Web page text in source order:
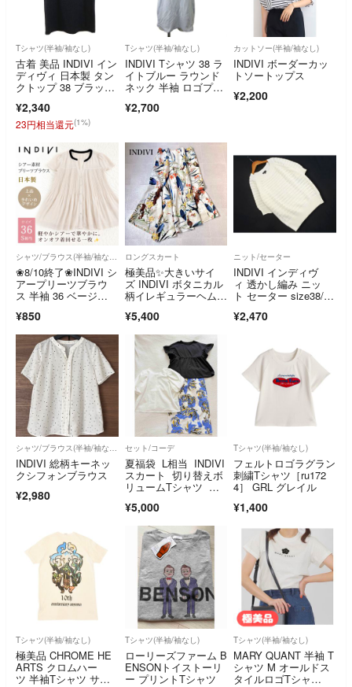
Tシャツ(半袖/袖なし)
古着 美品 INDIVI イン
ディヴィ 日本製 タン
クトップ 38 ブラッ
¥2,340
23円相当還元(1%)
Tシャツ(半袖/袖なし)
INDIVI Tシャツ 38 ラ
イトブルー ラウンド
ネック 半袖 ロゴプリ
¥2,700
カットソー(半袖/袖なし)
INDIVI ボーダーカッ
トソートップス
¥2,200
シャツ/ブラウス(半袖/袖なし)
❀8/10終了❀INDIVI シ
アープリーツブラウ
ス 半袖 36 ベージ
¥850
ロングスカート
極美品✨大きいサイ
ズ INDIVI ボタニカル
柄イレギュラーヘムス
¥5,400
ニット/セーター
INDIVI インディヴ
ィ 透かし編み ニッ
ト セーター size38/
¥2,470
シャツ/ブラウス(半袖/袖なし)
INDIVI 総柄キーネッ
クシフォンブラウス
¥2,980
セット/コーデ
夏福袋 L相当 INDIVI
スカート 切り替えボ
リュームTシャツ 袖
ット 美品
¥5,000
Tシャツ(半袖/袖なし)
フェルトロゴラグラン
刺繍Tシャツ［ru172
4］ GRL グレイル
¥1,400
Tシャツ(半袖/袖なし)
極美品 CHROME HE
ARTS クロムハー
ツ 半袖Tシャツ サイ
Tシャツ(半袖/袖なし)
ローリーズファーム B
ENSONトイストーリ
ー プリントTシャツ
Tシャツ(半袖/袖なし)
MARY QUANT 半袖 T
シャツ M オールドス
タイルロゴTシャ